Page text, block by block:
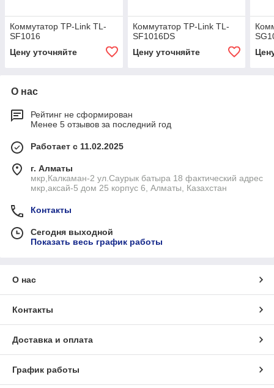
Коммутатор TP-Link TL-
SF1016
Цену уточняйте
Коммутатор TP-Link TL-
SF1016DS
Цену уточняйте
О нас
Рейтинг не сформирован
Менее 5 отзывов за последний год
Работает с 11.02.2025
г. Алматы
мкр,Калкаман-2 ул.Саурык батыра 18 фактический адрес
мкр,аксай-5 дом 25 корпус 6, Алматы, Казахстан
Контакты
Сегодня выходной
Показать весь график работы
О нас
Контакты
Доставка и оплата
График работы